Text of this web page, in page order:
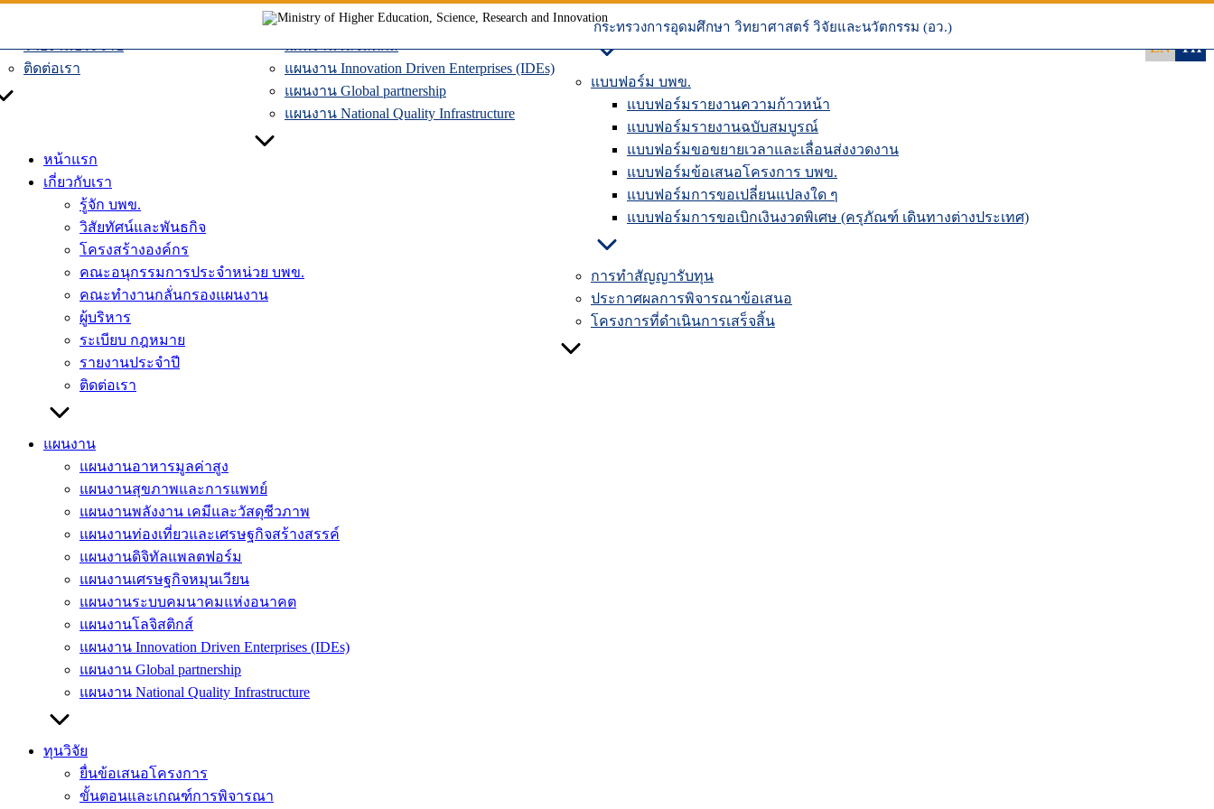
content
กระทรวงการอุดมศึกษา วิทยาศาสตร์ วิจัยและนวัตกรรม (อว.)
EN
TH
รายงานประจำปี
ติดต่อเรา
แผนงานระบบคมนาคมแห่งอนาคต
แผนงานโลจิสติกส์
แผนงาน Innovation Driven Enterprises (IDEs)
แผนงาน Global partnership
แผนงาน National Quality Infrastructure
คู่มือรายงานความก้าวหน้าในระบบ NRIIS
แบบฟอร์ม บพข.
แบบฟอร์มรายงานความก้าวหน้า
แบบฟอร์มรายงานฉบับสมบูรณ์
แบบฟอร์มขอขยายเวลาและเลื่อนส่งงวดงาน
แบบฟอร์มข้อเสนอโครงการ บพข.
แบบฟอร์มการขอเปลี่ยนแปลงใด ๆ
แบบฟอร์มการขอเบิกเงินงวดพิเศษ (ครุภัณฑ์ เดินทางต่างประเทศ)
การทำสัญญารับทุน
ประกาศผลการพิจารณาข้อเสนอ
โครงการที่ดำเนินการเสร็จสิ้น
หน้าแรก
เกี่ยวกับเรา
รู้จัก บพข.
วิสัยทัศน์และพันธกิจ
โครงสร้างองค์กร
คณะอนุกรรมการประจำหน่วย บพข.
คณะทำงานกลั่นกรองแผนงาน
ผู้บริหาร
ระเบียบ กฎหมาย
รายงานประจำปี
ติดต่อเรา
แผนงาน
แผนงานอาหารมูลค่าสูง
แผนงานสุขภาพและการแพทย์
แผนงานพลังงาน เคมีและวัสดุชีวภาพ
แผนงานท่องเที่ยวและเศรษฐกิจสร้างสรรค์
แผนงานดิจิทัลแพลตฟอร์ม
แผนงานเศรษฐกิจหมุนเวียน
แผนงานระบบคมนาคมแห่งอนาคต
แผนงานโลจิสติกส์
แผนงาน Innovation Driven Enterprises (IDEs)
แผนงาน Global partnership
แผนงาน National Quality Infrastructure
ทุนวิจัย
ยื่นข้อเสนอโครงการ
ขั้นตอนและเกณฑ์การพิจารณา